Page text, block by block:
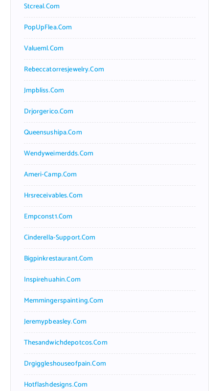
Stcreal.com
PopUpFlea.com
Valueml.com
Rebeccatorresjewelry.com
Jmpbliss.com
Drjorgerico.com
Queensushipa.com
Wendyweimerdds.com
Ameri-Camp.com
Hrsreceivables.com
Empconst1.com
Cinderella-Support.com
Bigpinkrestaurant.com
Inspirehuahin.com
Memmingerspainting.com
Jeremypbeasley.com
Thesandwichdepotcos.com
Drgiggleshouseofpain.com
Hotflashdesigns.com